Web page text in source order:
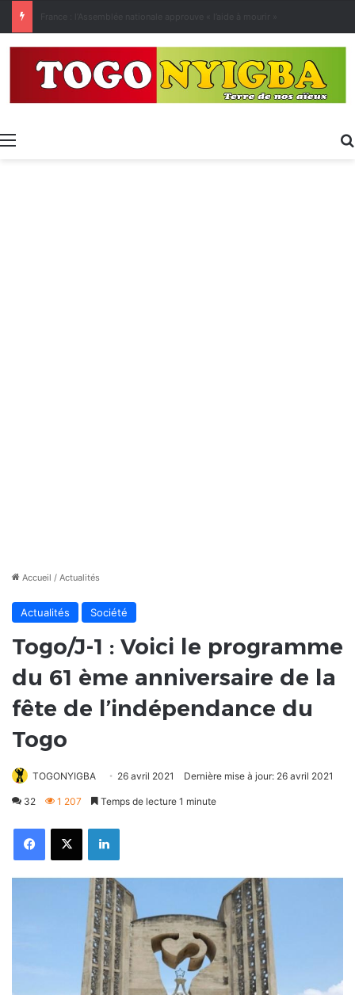
Menu
Accueil / Actualités
Actualités Société
Togo/J-1 : Voici le programme
du 61 ème anniversaire de la
fête de l’indépendance du
Togo
TOGONYIGBA 26 avril 2021 Dernière mise à jour: 26 avril 2021
32 1 207 Temps de lecture 1 minute
FacebookX Linkedin